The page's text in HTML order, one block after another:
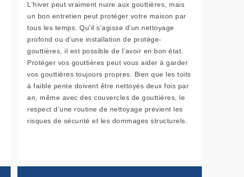
L'hiver peut vraiment nuire aux gouttières, mais
un bon entretien peut protéger votre maison par
tous les temps. Qu'il s'agisse d'un nettoyage
profond ou d’une installation de protège-
gouttières, il est possible de l’avoir en bon état.
Protéger vos gouttières peut vous aider à garder
vos gouttières toujours propres. Bien que les toits
à faible pente doivent être nettoyés deux fois par
an, même avec des couvercles de gouttières, le
respect d'une routine de nettoyage prévient les
risques de sécurité et les dommages structurels.